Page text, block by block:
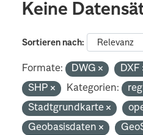
Keine
Sortieren nach
Formate: DWG DXF
SHP
Kategorien:
Stadtgrundkarte
Geobasisdaten